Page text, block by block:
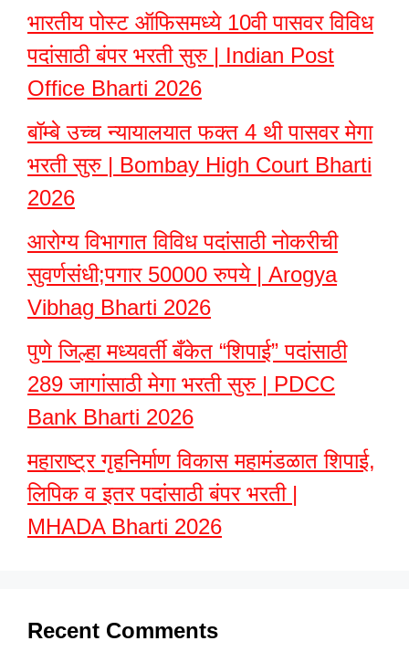
भारतीय पोस्ट ऑफिसमध्ये 10वी पासवर विविध
पदांसाठी बंपर भरती सुरु | Indian Post
Office Bharti 2026
बॉम्बे उच्च न्यायालयात फक्त 4 थी पासवर मेगा
भरती सुरु | Bombay High Court Bharti
2026
आरोग्य विभागात विविध पदांसाठी नोकरीची
सुवर्णसंधी;पगार 50000 रुपये | Arogya
Vibhag Bharti 2026
पुणे जिल्हा मध्यवर्ती बँकेत “शिपाई” पदांसाठी
289 जागांसाठी मेगा भरती सुरु | PDCC
Bank Bharti 2026
महाराष्ट्र गृहनिर्माण विकास महामंडळात शिपाई,
लिपिक व इतर पदांसाठी बंपर भरती |
MHADA Bharti 2026
Recent Comments